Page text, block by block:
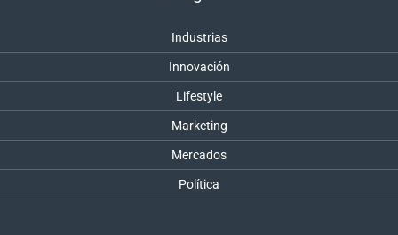
Industrias
Innovación
Lifestyle
Marketing
Mercados
Política